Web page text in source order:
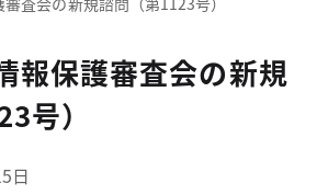
報保護審査会の新規
号）
日